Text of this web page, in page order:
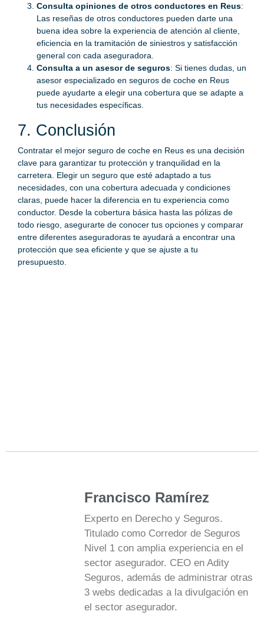
Consulta opiniones de otros conductores en Reus:
Las reseñas de otros conductores pueden darte una
buena idea sobre la experiencia de atención al cliente,
eficiencia en la tramitación de siniestros y satisfacción
general con cada aseguradora.
Consulta a un asesor de seguros: Si tienes dudas, un
asesor especializado en seguros de coche en Reus
puede ayudarte a elegir una cobertura que se adapte a
tus necesidades específicas.
7. Conclusión
Contratar el mejor seguro de coche en Reus es una decisión
clave para garantizar tu protección y tranquilidad en la
carretera. Elegir un seguro que esté adaptado a tus
necesidades, con una cobertura adecuada y condiciones
claras, puede hacer la diferencia en tu experiencia como
conductor. Desde la cobertura básica hasta las pólizas de
todo riesgo, asegurarte de conocer tus opciones y comparar
entre diferentes aseguradoras te ayudará a encontrar una
protección que sea eficiente y que se ajuste a tu
presupuesto.
Francisco Ramírez
Experto en Derecho y Seguros.
Titulado como Corredor de Seguros
Nivel 1 con amplia experiencia en el
sector asegurador. CEO en Adity
Seguros, además de administrar otras
3 webs dedicadas a la divulgación en
el sector asegurador.